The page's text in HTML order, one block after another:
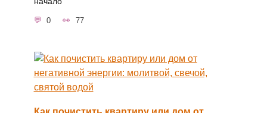
0 77